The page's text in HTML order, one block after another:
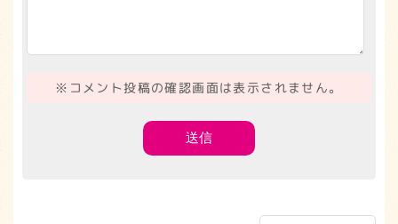
※コメント投稿の確認画面は表示されません。